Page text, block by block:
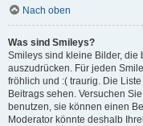
Nach oben
Was sind Smileys?
Smileys sind kleine Bilder, die
auszudrücken. Für jeden
fröhlich und :( traurig. Die
Beitrags sehen. Versuchen
benutzen, sie können einen
Moderator könnte deshalb